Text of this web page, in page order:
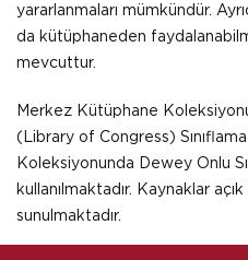
yararlanmaları mümkündür.
da kütüphaneden
mevcuttur.
Merkez Kütüphane
(Library of Congress)
Koleksiyonunda Dewey Onlu
kullanılmaktadır. Kaynaklar
sunulmaktadır.